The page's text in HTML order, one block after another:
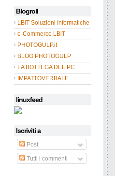
Blogroll
LBiT Soluzioni Informatiche
e-Commerce LBiT
PHOTOGULP.it
BLOG PHOTOGULP
LA BOTTEGA DEL PC
IMPATTOVERBALE
linuxfeed
Iscriviti a
Post
Tutti i commenti